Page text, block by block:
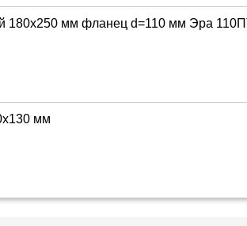
180х250 мм фланец d=110 мм Эра
мм